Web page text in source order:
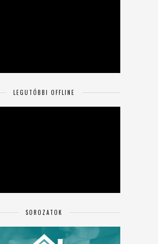
LEGUTÓBBI OFFLINE
SOROZATOK